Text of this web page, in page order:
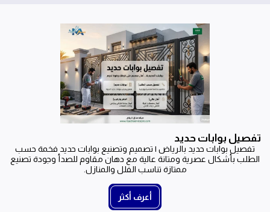
تفصيل بوابات حديد
تفصيل بوابات حديد بالرياض | تصميم وتصنيع بوابات حديد فخمة حسب
الطلب بأشكال عصرية ومتانة عالية مع دهان مقاوم للصدأ وجودة تصنيع
ممتازة تناسب الفلل والمنازل.
أعرف أكثر